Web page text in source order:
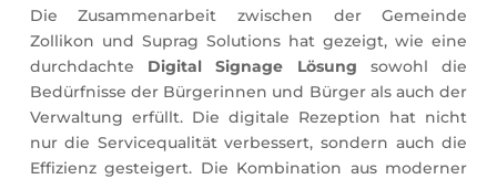
Die Zusammenarbeit zwischen der Gemeinde
Zollikon und Suprag Solutions hat gezeigt, wie eine
durchdachte Digital Signage Lösung sowohl die
Bedürfnisse der Bürgerinnen und Bürger als auch der
Verwaltung erfüllt. Die digitale Rezeption hat nicht
nur die Servicequalität verbessert, sondern auch die
Effizienz gesteigert. Die Kombination aus moderner